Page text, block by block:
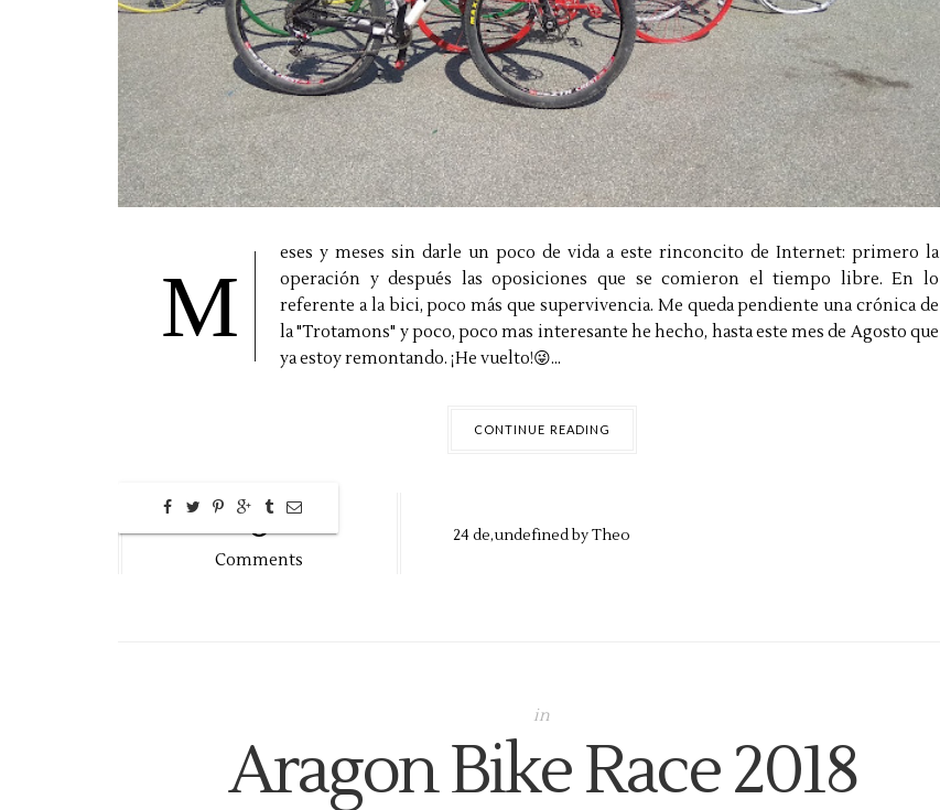
M
eses y meses sin darle un poco de vida a este rinconcito de Internet: primero la
operación y después las oposiciones que se comieron el tiempo libre. En lo
referente a la bici, poco más que supervivencia. Me queda pendiente una crónica de
la "Trotamons" y poco, poco mas interesante he hecho, hasta este mes de Agosto que
ya estoy remontando. ¡He vuelto!😜...
CONTINUE READING
0
Comments
24de,undefined byTheo
in
Aragon Bike Race 2018